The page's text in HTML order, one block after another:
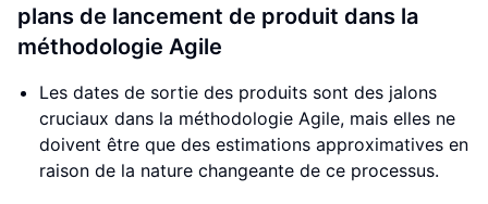
plans de lancement de produit dans la
méthodologie Agile
Les dates de sortie des produits sont des jalons
cruciaux dans la méthodologie Agile, mais elles ne
doivent être que des estimations approximatives en
raison de la nature changeante de ce processus.